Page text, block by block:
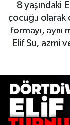
8 yaşındaki
çocuğu olarak
formayı, aynı
Elif Su, azmi